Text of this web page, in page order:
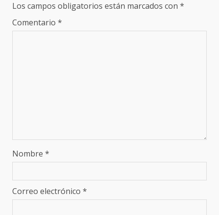
Los campos obligatorios están marcados con *
Comentario *
Nombre *
Correo electrónico *